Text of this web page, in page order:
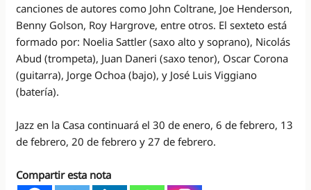
canciones de autores como John Coltrane, Joe Henderson,
Benny Golson, Roy Hargrove, entre otros. El sexteto está
formado por: Noelia Sattler (saxo alto y soprano), Nicolás
Abud (trompeta), Juan Daneri (saxo tenor), Oscar Corona
(guitarra), Jorge Ochoa (bajo), y José Luis Viggiano
(batería).
Jazz en la Casa continuará el 30 de enero, 6 de febrero, 13
de febrero, 20 de febrero y 27 de febrero.
Compartir esta nota